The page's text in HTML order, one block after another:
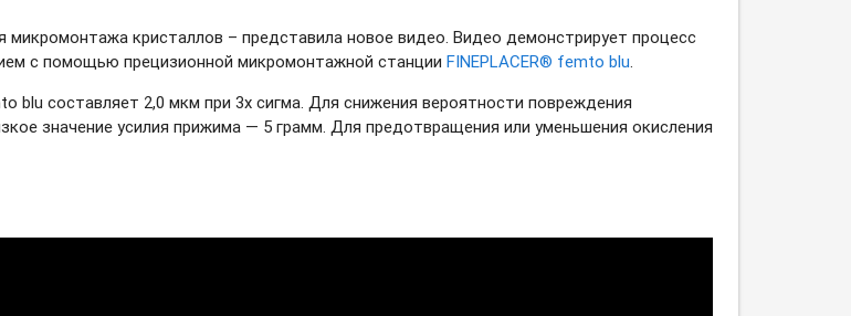
кристаллов – представила новое видео. Видео демонстрирует процесс
c помощью прецизионной микромонтажной станции FINEPLACER® femto blu.
blu составляет 2,0 мкм при 3х сигма. Для снижения вероятности повреждения
значение усилия прижима — 5 грамм. Для предотвращения или уменьшения окисления